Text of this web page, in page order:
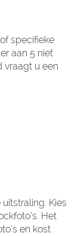
specifieke
aan 5 niet
vraagt u een
Kies
Het
en kost